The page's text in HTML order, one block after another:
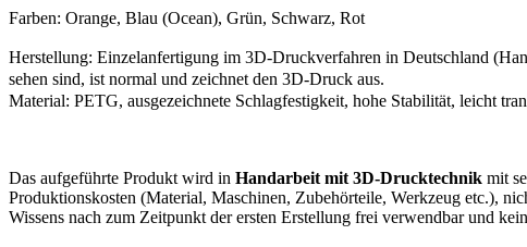
Farben: Orange, Blau (Ocean), Grün, Schwarz, Rot
Herstellung: Einzelanfertigung im 3D-Druckverfahren in Deutschland
sehen sind, ist normal und zeichnet den 3D-Druck aus.
Material: PETG, ausgezeichnete Schlagfestigkeit, hohe Stabilität, leicht
Das aufgeführte Produkt wird in Handarbeit mit 3D-Drucktechnik mit
Produktionskosten (Material, Maschinen, Zubehörteile, Werkzeug etc.),
Wissens nach zum Zeitpunkt der ersten Erstellung frei verwendbar und